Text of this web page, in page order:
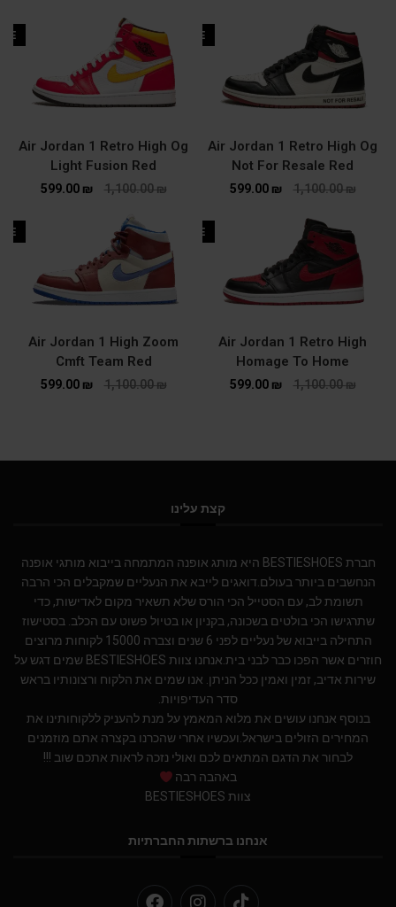
SALE
Air Jordan 1 Retro High Og
Not For Resale Red
1,100.00₪
599.00 ₪
Air Jordan 1 Retro High Og
Light Fusion Red
1,100.00₪
599.00 ₪
SALE
Air Jordan 1 Retro High
Homage To Home
1,100.00₪
599.00 ₪
Air Jordan 1 High Zoom
Cmft Team Red
1,100.00₪
599.00 ₪
קצת עלינו
חברת BESTIESHOES היא מותג אופנה המתמחה בייבוא מותגי אופנה
הנחשבים ביותר בעולם.דואגים לייבא את הנעליים שמקבלים הכי הרבה
תשומת לב, עם הסטייל הכי הורס שלא תשאיר מקום לאדישות, כדי
שתרגישו הכי בולטים בשכונה, בקניון או בטיול פשוט עם הכלב. בסטישוז
התחילה בייבוא של נעליים לפני 6 שנים וצברה 15000 לקוחות מרוצים
חוזרים אשר הפכו כבר לבני בית.אנחנו צוות BESTIESHOES שמים דגש על
שירות אדיב, זמין ואמין ככל הניתן. אנו שמים את הלקוח ורצונותיו בראש
סדר העדיפויות.
בנוסף אנחנו עושים את מלוא המאמץ על מנת להעניק ללקוחותינו את
המחירים הזולים בישראל.ועכשיו אחרי שהכרנו בקצרה אתם מוזמנים
לבחור את הדגם המתאים לכם ואולי נזכה לראות אתכם שוב !!!
באהבה רבה
צוות BESTIESHOES
אנחנו ברשתות החברתיות